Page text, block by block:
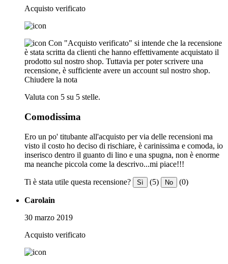
Acquisto verificato
Con "Acquisto verificato" si intende che la recensione
è stata scritta da clienti che hanno effettivamente acquistato il
prodotto sul nostro shop. Tuttavia per poter scrivere una
recensione, è sufficiente avere un account sul nostro shop.
Chiudere la nota
Valuta con 5 su 5 stelle.
Comodissima
Ero un po' titubante all'acquisto per via delle recensioni ma
visto il costo ho deciso di rischiare, è carinissima e comoda, io
inserisco dentro il guanto di lino e una spugna, non è enorme
ma neanche piccola come la descrivo...mi piace!!!
Ti è stata utile questa recensione? Sì (5) No (0)
Carolain
30 marzo 2019
Acquisto verificato